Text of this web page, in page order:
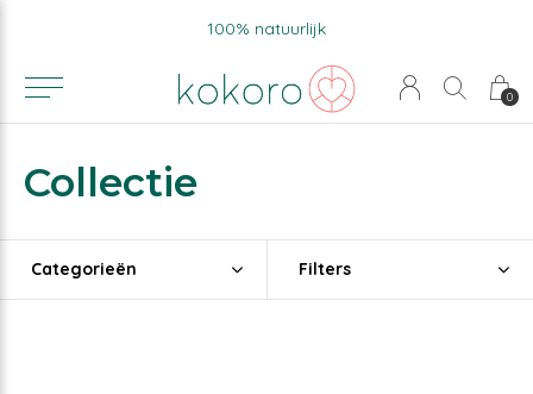
0
Voor 15u besteld, zelfde werkdag verzonden.
Collectie
Categorieën Filters